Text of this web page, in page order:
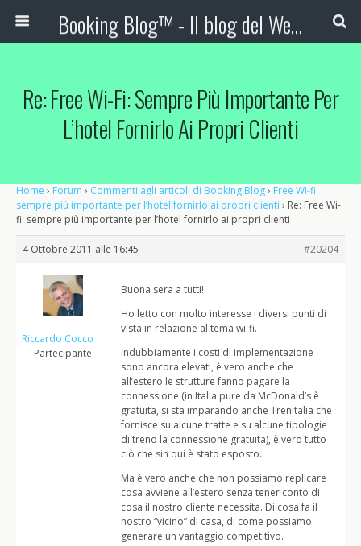
Booking Blog™ - Il blog del Web Marketing Turistico
Re: Free Wi-Fi: Sempre Più Importante Per
L’hotel Fornirlo Ai Propri Clienti
Home › Forum › Commenti agli articoli di Booking Blog› Free Wi-fi:
sempre più importante per l’hotel fornirlo ai propri clienti › Re: Free Wi-
fi: sempre più importante per l’hotel fornirlo ai propri clienti
4 Ottobre 2011 alle 16:45 #20204
Riccardo Cocco
Partecipante
Buona sera a tutti!
Ho letto con molto interesse i diversi punti di
vista in relazione al tema wi-fi.
Indubbiamente i costi di implementazione
sono ancora elevati, è vero anche che
all’estero le strutture fanno pagare la
connessione (in Italia pure da McDonald’s è
gratuita, si sta imparando anche Trenitalia che
fornisce su alcune tratte e su alcune tipologie
di treno la connessione gratuita), è vero tutto
ciò che sin qui è stato esposto.
Ma è vero anche che non possiamo replicare
cosa avviene all’estero senza tener conto di
cosa il nostro cliente necessita. Di cosa fa il
nostro “vicino” di casa, di come possiamo
generare un vantaggio competitivo.